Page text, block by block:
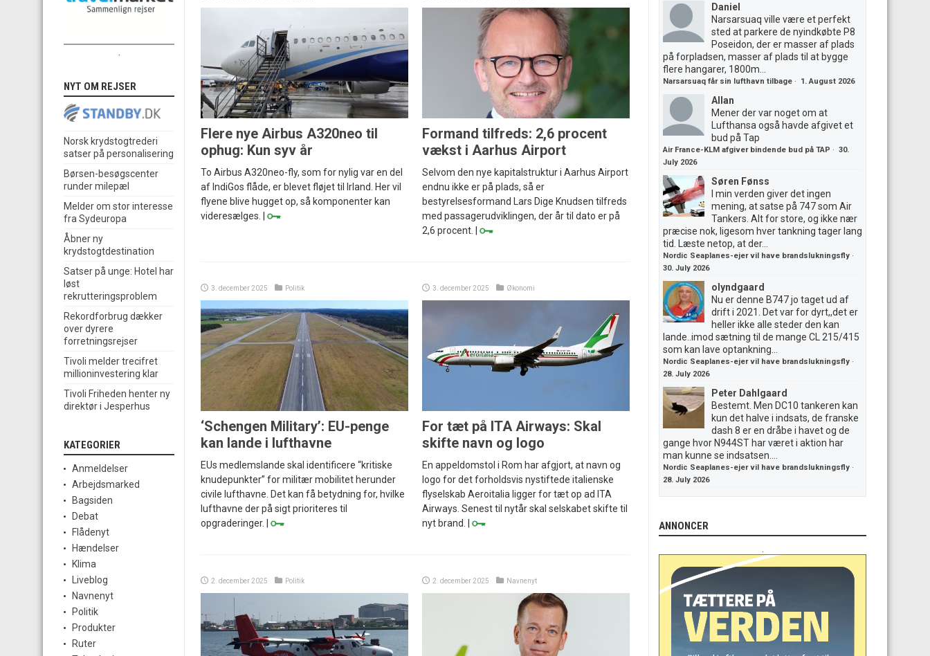
Flere nye Airbus A320neo til
ophug: Kun syv år
To Airbus A320neo-fly, som for nylig var en del
af IndiGos flåde, er blevet fløjet til Irland. Her vil
flyene blive hugget op, så komponenter kan
videresælges. |
Formand tilfreds: 2,6 procent
vækst i Aarhus Airport
Selvom den nye kapitalstruktur i Aarhus Airport
endnu ikke er på plads, så er
bestyrelsesformand Lars Dige Knudsen tilfreds
med passagerudviklingen, der år til dato er på
2,6 procent. |
3. december 2025 Politik
‘Schengen Military’: EU-penge
kan lande i lufthavne
EUs medlemslande skal identificere “kritiske
knudepunkter” for militær mobilitet herunder
civile lufthavne. Det kan få betydning for, hvilke
lufthavne der på sigt prioriteres til
opgraderinger. |
3. december 2025 Økonomi
For tæt på ITA Airways: Skal
skifte navn og logo
En appeldomstol i Rom har afgjort, at navn og
logo for det forholdsvis nystiftede italienske
flyselskab Aeroitalia ligger for tæt op ad ITA
Airways. Senest til nytår skal selskabet skifte til
nyt brand. |
2. december 2025 Politik 2. december 2025 Navnenyt
NYT OM REJSER
Norsk krydstogtrederi
satser på personalisering
Børsen-besøgscenter
runder milepæl
Melder om stor interesse
fra Sydeuropa
Åbner ny
krydstogtdestination
Satser på unge: Hotel har
løst
rekrutteringsproblem
Rekordforbrug dækker
over dyrere
forretningsrejser
Tivoli melder trecifret
millioninvestering klar
Tivoli Friheden henter ny
direktør i Jesperhus
KATEGORIER
Anmeldelser
Arbejdsmarked
Bagsiden
Debat
Flådenyt
Hændelser
Klima
Liveblog
Navnenyt
Politik
Produkter
Ruter
Daniel
Narsarsuaq ville være et perfekt
sted at parkere de nyindkøbte P8
Poseidon, der er masser af plads
på forpladsen, masser af plads til at bygge
flere hangarer, 1800m...
Narsarsuaq får sin lufthavn tilbage · 1. August 2026
Allan
Mener der var noget om at
Lufthansa også havde afgivet et
bud på Tap
Air France-KLM afgiver bindende bud på TAP · 30.
July 2026
Søren Fønss
I min verden giver det ingen
mening, at satse på 747 som Air
Tankers. Alt for store, og ikke nær
præcise nok, ligesom hver tankning tager lang
tid. Læste netop, at der...
Nordic Seaplanes-ejer vil have brandslukningsfly ·
30. July 2026
olyndgaard
Nu er denne B747 jo taget ud af
drift i 2021. Det var for dyrt,,det er
heller ikke alle steder den kan
lande..imod sætning til de mange CL 215/415
som kan lave optankning...
Nordic Seaplanes-ejer vil have brandslukningsfly ·
28. July 2026
Peter Dahlgaard
Bestemt. Men DC10 tankeren kan
kun det halve i indsats, de franske
dash 8 er en dråbe i havet og de
gange hvor N944ST har været i aktion har
man kunne se indsatsen....
Nordic Seaplanes-ejer vil have brandslukningsfly ·
28. July 2026
ANNONCER